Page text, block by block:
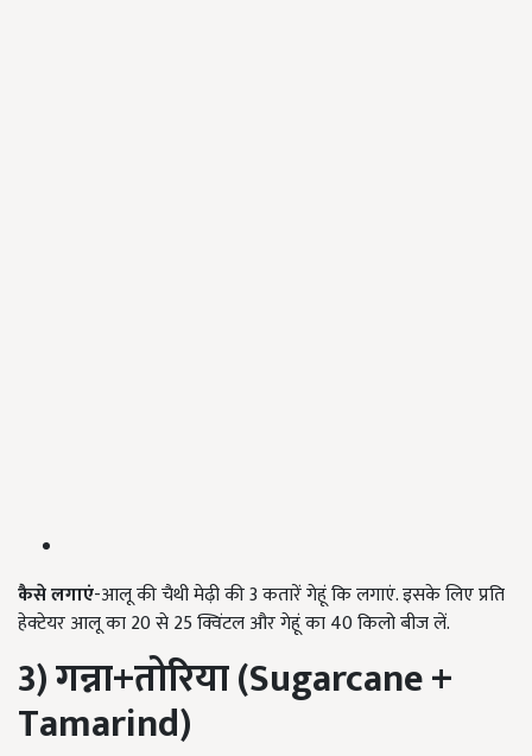
कैसेलगाएं-आलू की चैथी मेढ़ी की 3 कतारें गेहूं कि लगाएं. इसके लिए प्रति
हेक्टेयर आलू का 20 से 25 क्विंटल और गेहूं का 40 किलो बीज लें.
3) गन्ना+तोरिया (Sugarcane +
Tamarind)